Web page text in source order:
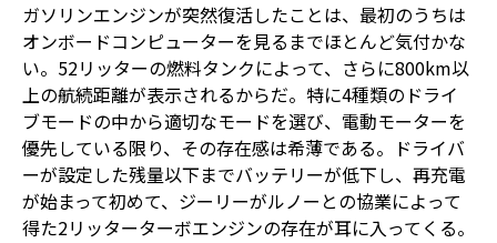
ガソリンエンジンが突然復活したことは、最初のうちは
オンボードコンピューターを見るまでほとんど気付かな
い。52リッターの燃料タンクによって、さらに800km以
上の航続距離が表示されるからだ。特に4種類のドライ
ブモードの中から適切なモードを選び、電動モーターを
優先している限り、その存在感は希薄である。ドライバ
ーが設定した残量以下までバッテリーが低下し、再充電
が始まって初めて、ジーリーがルノーとの協業によって
得た2リッターターボエンジンの存在が耳に入ってくる。